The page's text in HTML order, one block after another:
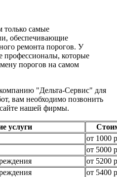
только самые
обеспечивающие
ремонта порогов. У
профессионалы, которые
порогов на самом
"Дельта-Сервис" для
вам необходимо позвонить
нашей фирмы.
услуги
от 1000
от 5000
от 5200
от 5400